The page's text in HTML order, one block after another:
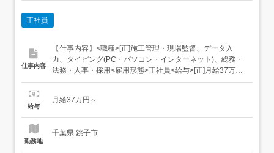
正社員
仕事内容
【仕事内容】<職種>[正]施工管理・現場監督、データ入
力、タイピング(PC・パソコン・インターネット)、総務・
法務・人事・採用<雇用形態>正社員<給与>[正]月給37万円
～交通費:全額支給 [正]には、固定残業代:49,143円 20時間
途残業代をお支払いします。 試用期間:3ヶ月/正社員/月給
給与
月給37万円～
勤務地
千葉県 銚子市